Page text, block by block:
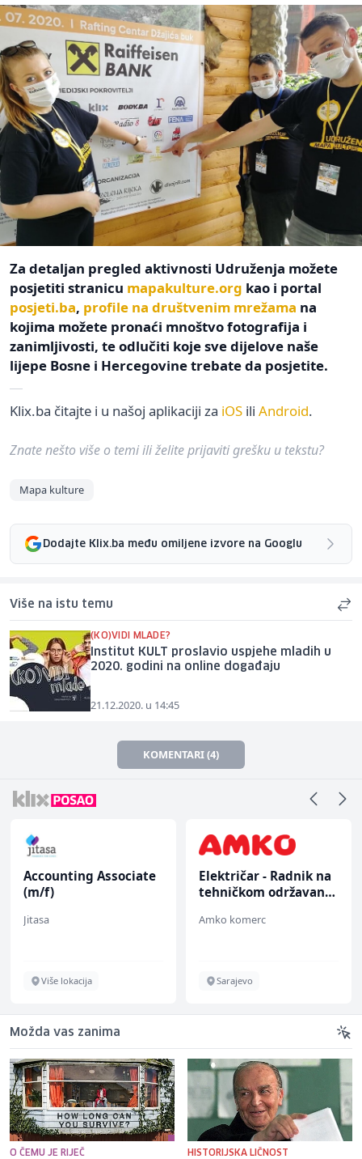
Za detaljan pregled aktivnosti Udruženja možete
posjetiti stranicu mapakulture.org kao i portal
posjeti.ba, profile na društvenim mrežama na
kojima možete pronaći mnoštvo fotografija i
zanimljivosti, te odlučiti koje sve dijelove naše
lijepe Bosne i Hercegovine trebate da posjetite.
Klix.ba čitajte i u našoj aplikaciji za iOS ili Android.
Znate nešto više o temi ili želite prijaviti grešku u tekstu?
Mapa kulture
Dodajte Klix.ba među omiljene izvore na Googlu
Više na istu temu
(KO)VIDI MLADE?
Institut KULT proslavio uspjehe mladih u
2020. godini na online događaju
21.12.2020. u 14:45
KOMENTARI (4)
Accounting Associate
(m/f)
Jitasa
Više lokacija
Električar - Radnik na
tehničkom održavanju
Amko komerc
Sarajevo
Možda vas zanima
O ČEMU JE RIJEČ HISTORIJSKA LIČNOST